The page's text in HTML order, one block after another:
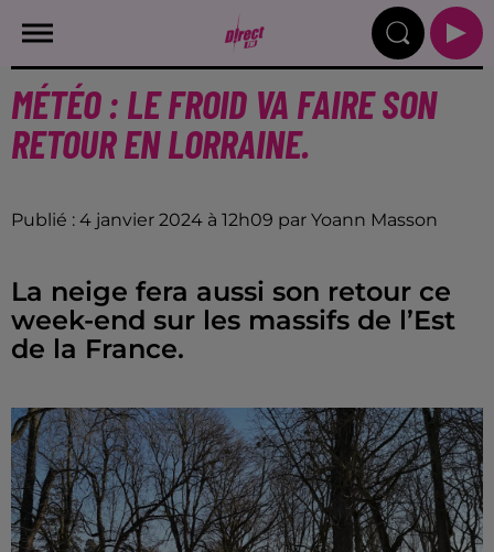
MÉTÉO : LE FROID VA FAIRE SON
RETOUR EN LORRAINE.
Publié : 4 janvier 2024 à 12h09 par Yoann Masson
La neige fera aussi son retour ce
week-end sur les massifs de l’Est
de la France.